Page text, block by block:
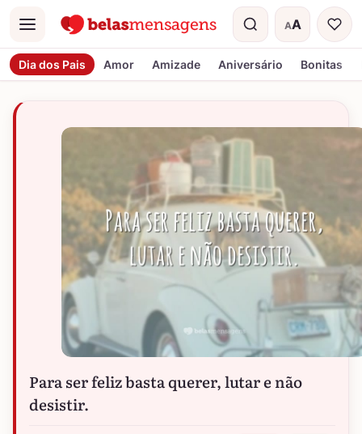
Menu AA
Tamanho do
Dia dos Pais Amor Amizade Aniversário Bonitas
Para ser feliz basta querer, lutar e não
desistir.